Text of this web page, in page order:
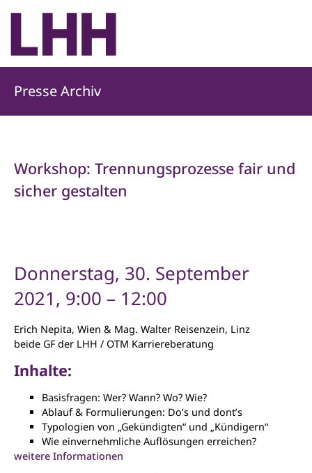
Presse Archiv
Workshop: Trennungsprozesse fair und
sicher gestalten
Donnerstag, 30. September
2021, 9:00 – 12:00
Erich Nepita, Wien & Mag. Walter Reisenzein, Linz
beide GF der LHH / OTM Karriereberatung
Inhalte:
Basisfragen: Wer? Wann? Wo? Wie?
Ablauf & Formulierungen: Do’s und dont’s
Typologien von „Gekündigten“ und „Kündigern“
Wie einvernehmliche Auflösungen erreichen?
weitere Informationen